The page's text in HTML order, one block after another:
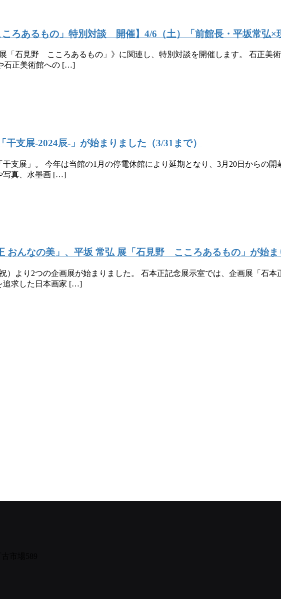
ろあるもの」特別対談 開催】4/6（土）「前館長・平坂常弘×
「石見野 こころあるもの」》に関連し、特別対談を開催します。 石正美
石正美術館への […]
干支展-2024辰-」が始まりました（3/31まで）
支展」。 今年は当館の1月の停電休館により延期となり、3月20日からの
写真、水墨画 […]
おんなの美」、平坂 常弘 展「石見野 こころあるもの」が始ま
）より2つの企画展が始まりました。 石本正記念展示室では、企画展「石
追求した日本画家 […]